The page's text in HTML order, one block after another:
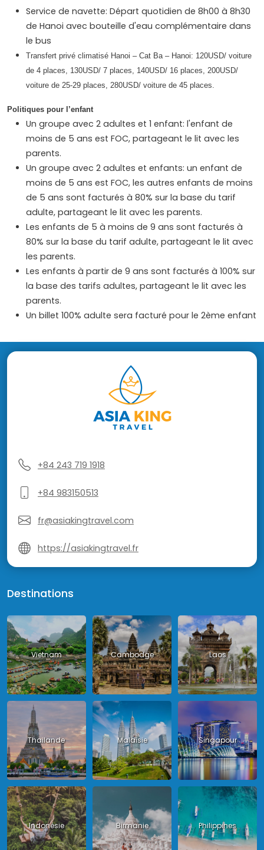
Service de navette: Départ quotidien de 8h00 à 8h30
de Hanoi avec bouteille d'eau complémentaire dans
le bus
Transfert privé climatisé Hanoi – Cat Ba – Hanoi: 120USD/ voiture
de 4 places, 130USD/ 7 places, 140USD/ 16 places, 200USD/
voiture de 25-29 places, 280USD/ voiture de 45 places.​
Politiques pour l’enfant
Un groupe avec 2 adultes et 1 enfant: l'enfant de
moins de 5 ans est FOC, partageant le lit avec les
parents.
Un groupe avec 2 adultes et enfants: un enfant de
moins de 5 ans est FOC, les autres enfants de moins
de 5 ans sont facturés à 80% sur la base du tarif
adulte, partageant le lit avec les parents.
Les enfants de 5 à moins de 9 ans sont facturés à
80% sur la base du tarif adulte, partageant le lit avec
les parents.
Les enfants à partir de 9 ans sont facturés à 100% sur
la base des tarifs adultes, partageant le lit avec les
parents.
Un billet 100% adulte sera facturé pour le 2ème enfant
+84 243 719 1918
+84 983150513
fr@asiakingtravel.com
https://asiakingtravel.fr
Destinations
Vietnam Cambodge Laos
Thailande Malaisie Singapour
Indonésie Birmanie Philippines